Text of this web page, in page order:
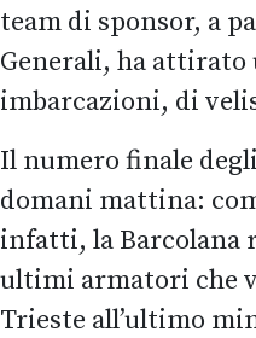
team di sponsor, a
Generali, ha
imbarcazioni, di
Il numero finale
domani mattina:
infatti, la Barcolana
ultimi armatori che
Trieste all’ultimo